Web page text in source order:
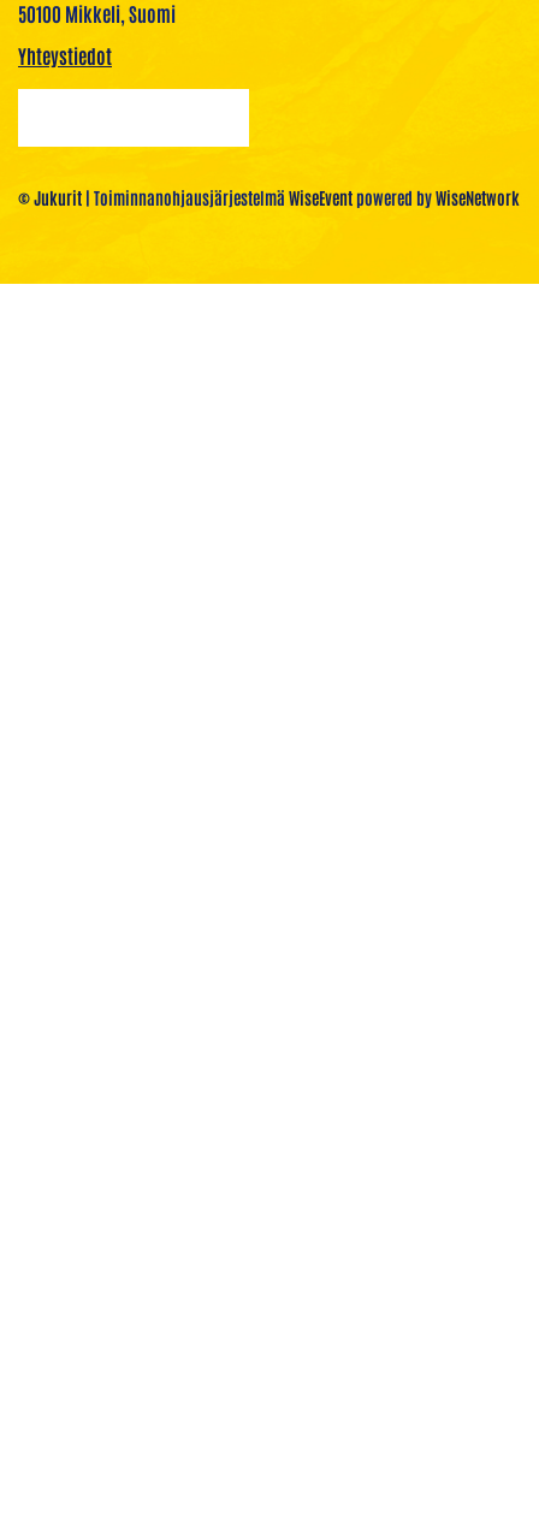
50100 Mikkeli, Suomi
Yhteystiedot
© Jukurit | Toiminnanohjausjärjestelmä WiseEventpowered byWiseNetwork